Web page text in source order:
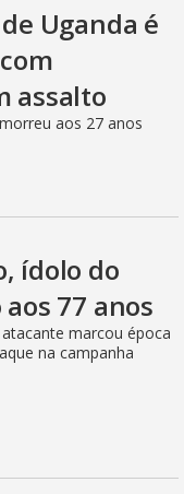
Uganda é
assalto
aos 27 anos
ídolo do
77 anos
marcou época
na campanha